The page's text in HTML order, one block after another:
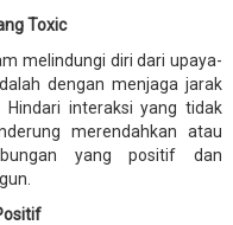
Toxic
melindungi diri dari upaya-
dengan menjaga jarak
interaksi yang tidak
merendahkan atau
yang positif dan